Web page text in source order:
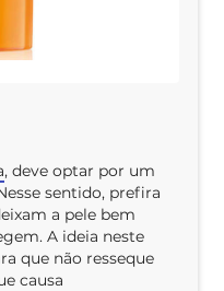
, deve optar por um
sentido, prefira
a pele bem
A ideia neste
que não resseque
causa